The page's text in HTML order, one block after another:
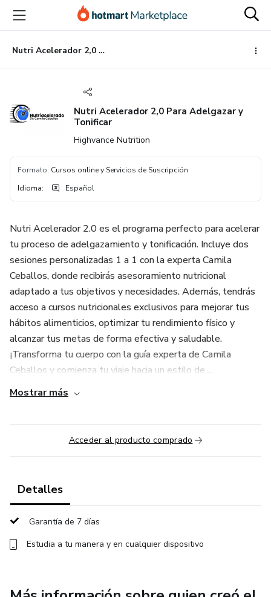
principal
página
de
página
Nutri Acelerador 2,0 Para Adelgazar y Tonificar
Nutri Acelerador 2,0 Para Adelgazar y
Tonificar
Highvance Nutrition
Formato: Cursos online y Servicios de Suscripción
Idioma: Español
Nutri Acelerador 2.0 es el programa perfecto para acelerar
tu proceso de adelgazamiento y tonificación. Incluye dos
sesiones personalizadas 1 a 1 con la experta Camila
Ceballos, donde recibirás asesoramiento nutricional
adaptado a tus objetivos y necesidades. Además, tendrás
acceso a cursos nutricionales exclusivos para mejorar tus
hábitos alimenticios, optimizar tu rendimiento físico y
alcanzar tus metas de forma efectiva y saludable.
¡Transforma tu cuerpo con la guía experta de Camila
Ceballos y comienza tu viaje hacia un estilo de ...
Mostrar más
Acceder al producto comprado
Detalles
Garantía de 7 días
Estudia a tu manera y en cualquier dispositivo